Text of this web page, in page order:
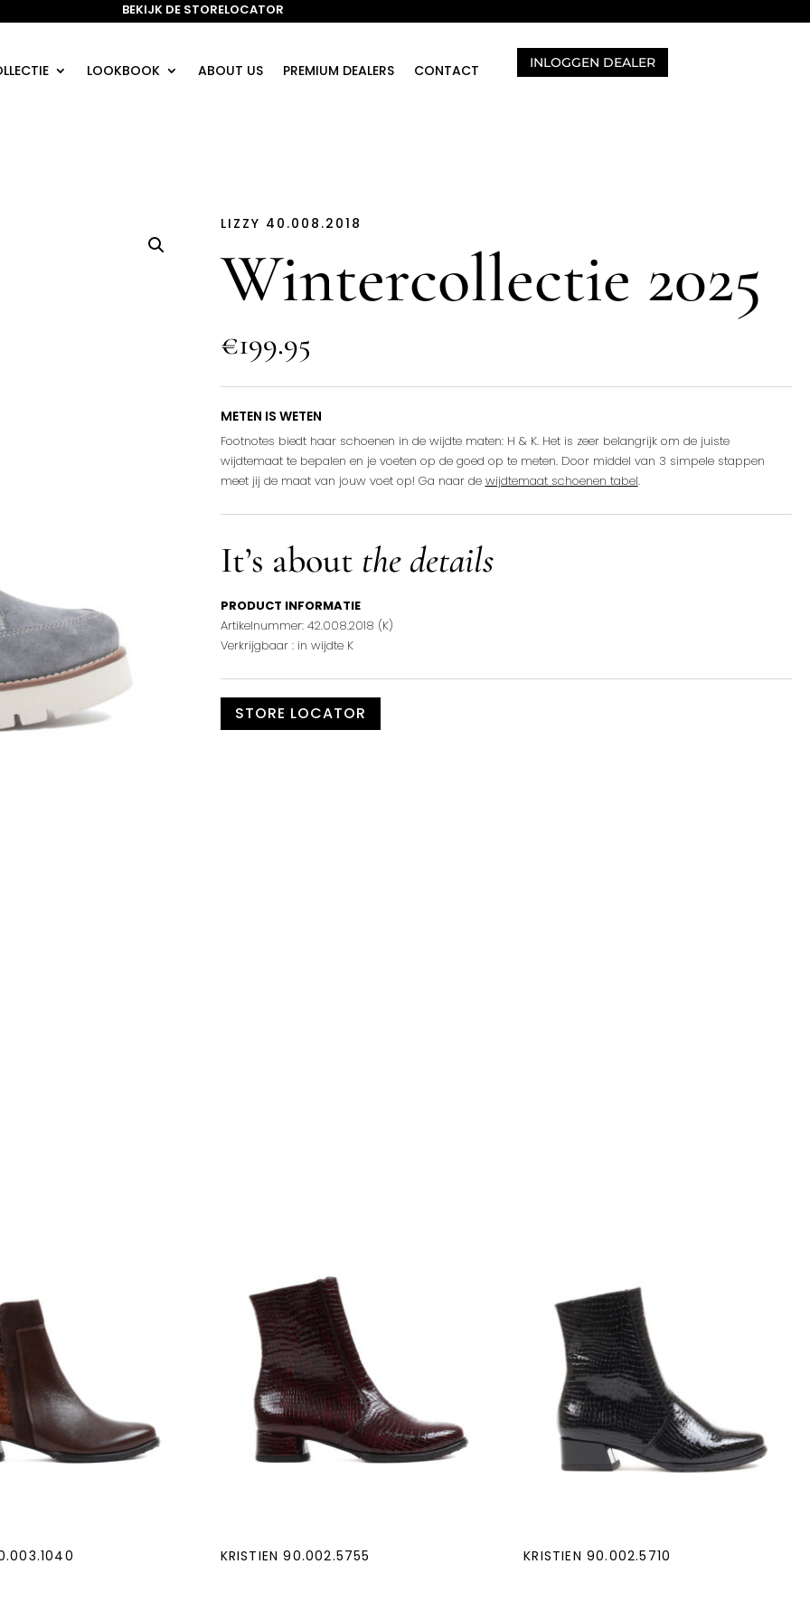
BEKIJK DE STORELOCATOR
LOOKBOOK ABOUT US PREMIUM DEALERS CONTACT INLOGGEN DEALER
LIZZY 40.008.2018
Wintercollectie 2025
€199.95
METEN IS WETEN
Footnotes biedt haar schoenen in de wijdte maten: H & K. Het is zeer belangrijk om de juiste
wijdtemaat te bepalen en je voeten op de goed op te meten. Door middel van 3 simpele stappen
meet jij de maat van jouw voet op! Ga naar de wijdtemaat schoenen tabel.
It’s about the details
PRODUCT INFORMATIE
Artikelnummer: 42.008.2018 (K)
Verkrijgbaar : in wijdte K
STORE LOCATOR
KRISTIEN 90.002.5755 KRISTIEN 90.002.5710